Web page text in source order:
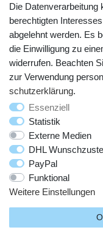
© Copyright 2025
Die Datenverarbeitung
berechtigten
abgelehnt werden. Es
die Einwilligung zu
widerrufen. Beachten
zur Verwendung
schutz­erklärung.
Essenziell
Statistik
Externe Medien
DHL
PayPal
Funktional
Weitere Einstellungen